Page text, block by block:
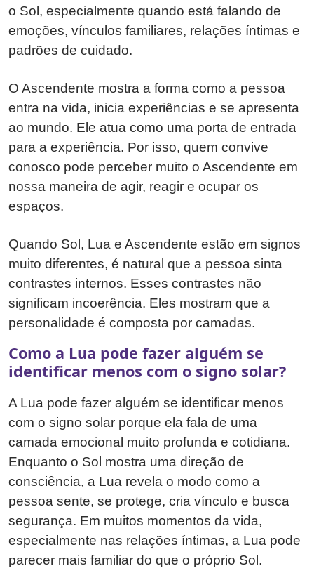
o Sol, especialmente quando está falando de
emoções, vínculos familiares, relações íntimas e
padrões de cuidado.
O Ascendente mostra a forma como a pessoa
entra na vida, inicia experiências e se apresenta
ao mundo. Ele atua como uma porta de entrada
para a experiência. Por isso, quem convive
conosco pode perceber muito o Ascendente em
nossa maneira de agir, reagir e ocupar os
espaços.
Quando Sol, Lua e Ascendente estão em signos
muito diferentes, é natural que a pessoa sinta
contrastes internos. Esses contrastes não
significam incoerência. Eles mostram que a
personalidade é composta por camadas.
Como a Lua pode fazer alguém se
identificar menos com o signo solar?
A Lua pode fazer alguém se identificar menos
com o signo solar porque ela fala de uma
camada emocional muito profunda e cotidiana.
Enquanto o Sol mostra uma direção de
consciência, a Lua revela o modo como a
pessoa sente, se protege, cria vínculo e busca
segurança. Em muitos momentos da vida,
especialmente nas relações íntimas, a Lua pode
parecer mais familiar do que o próprio Sol.